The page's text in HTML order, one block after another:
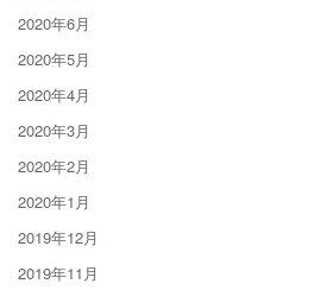
2020年6月
2020年5月
2020年4月
2020年3月
2020年2月
2020年1月
2019年12月
2019年11月